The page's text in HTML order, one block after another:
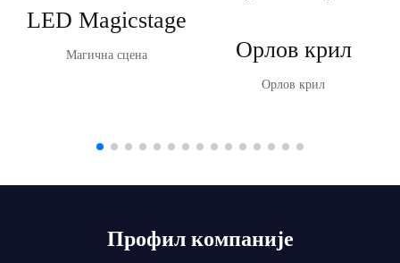
LED Magicstage
Магична сцена Орлов крил
Орлов крил
Профил компаније